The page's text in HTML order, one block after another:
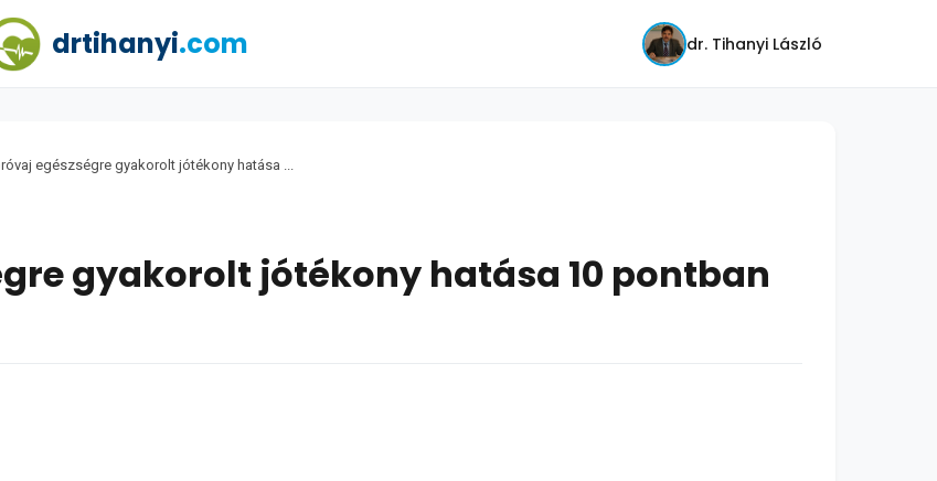
drtihanyi.com dr. Tihanyi László
egészségre gyakorolt jótékony hatása ...
gyakorolt jótékony hatása 10 pontban